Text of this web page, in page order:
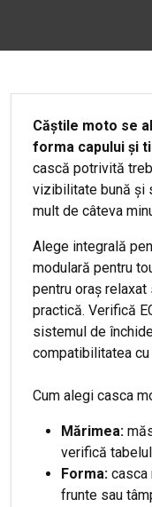
Căștile moto se
forma capului și
cască potrivită
vizibilitate bună și
mult de câteva
Alege integrală
modulară pentru
pentru oraș
practică. Verifică
sistemul de
compatibilitatea
Cum alegi casca
Mărimea:
verifică
Forma: casca
frunte sau